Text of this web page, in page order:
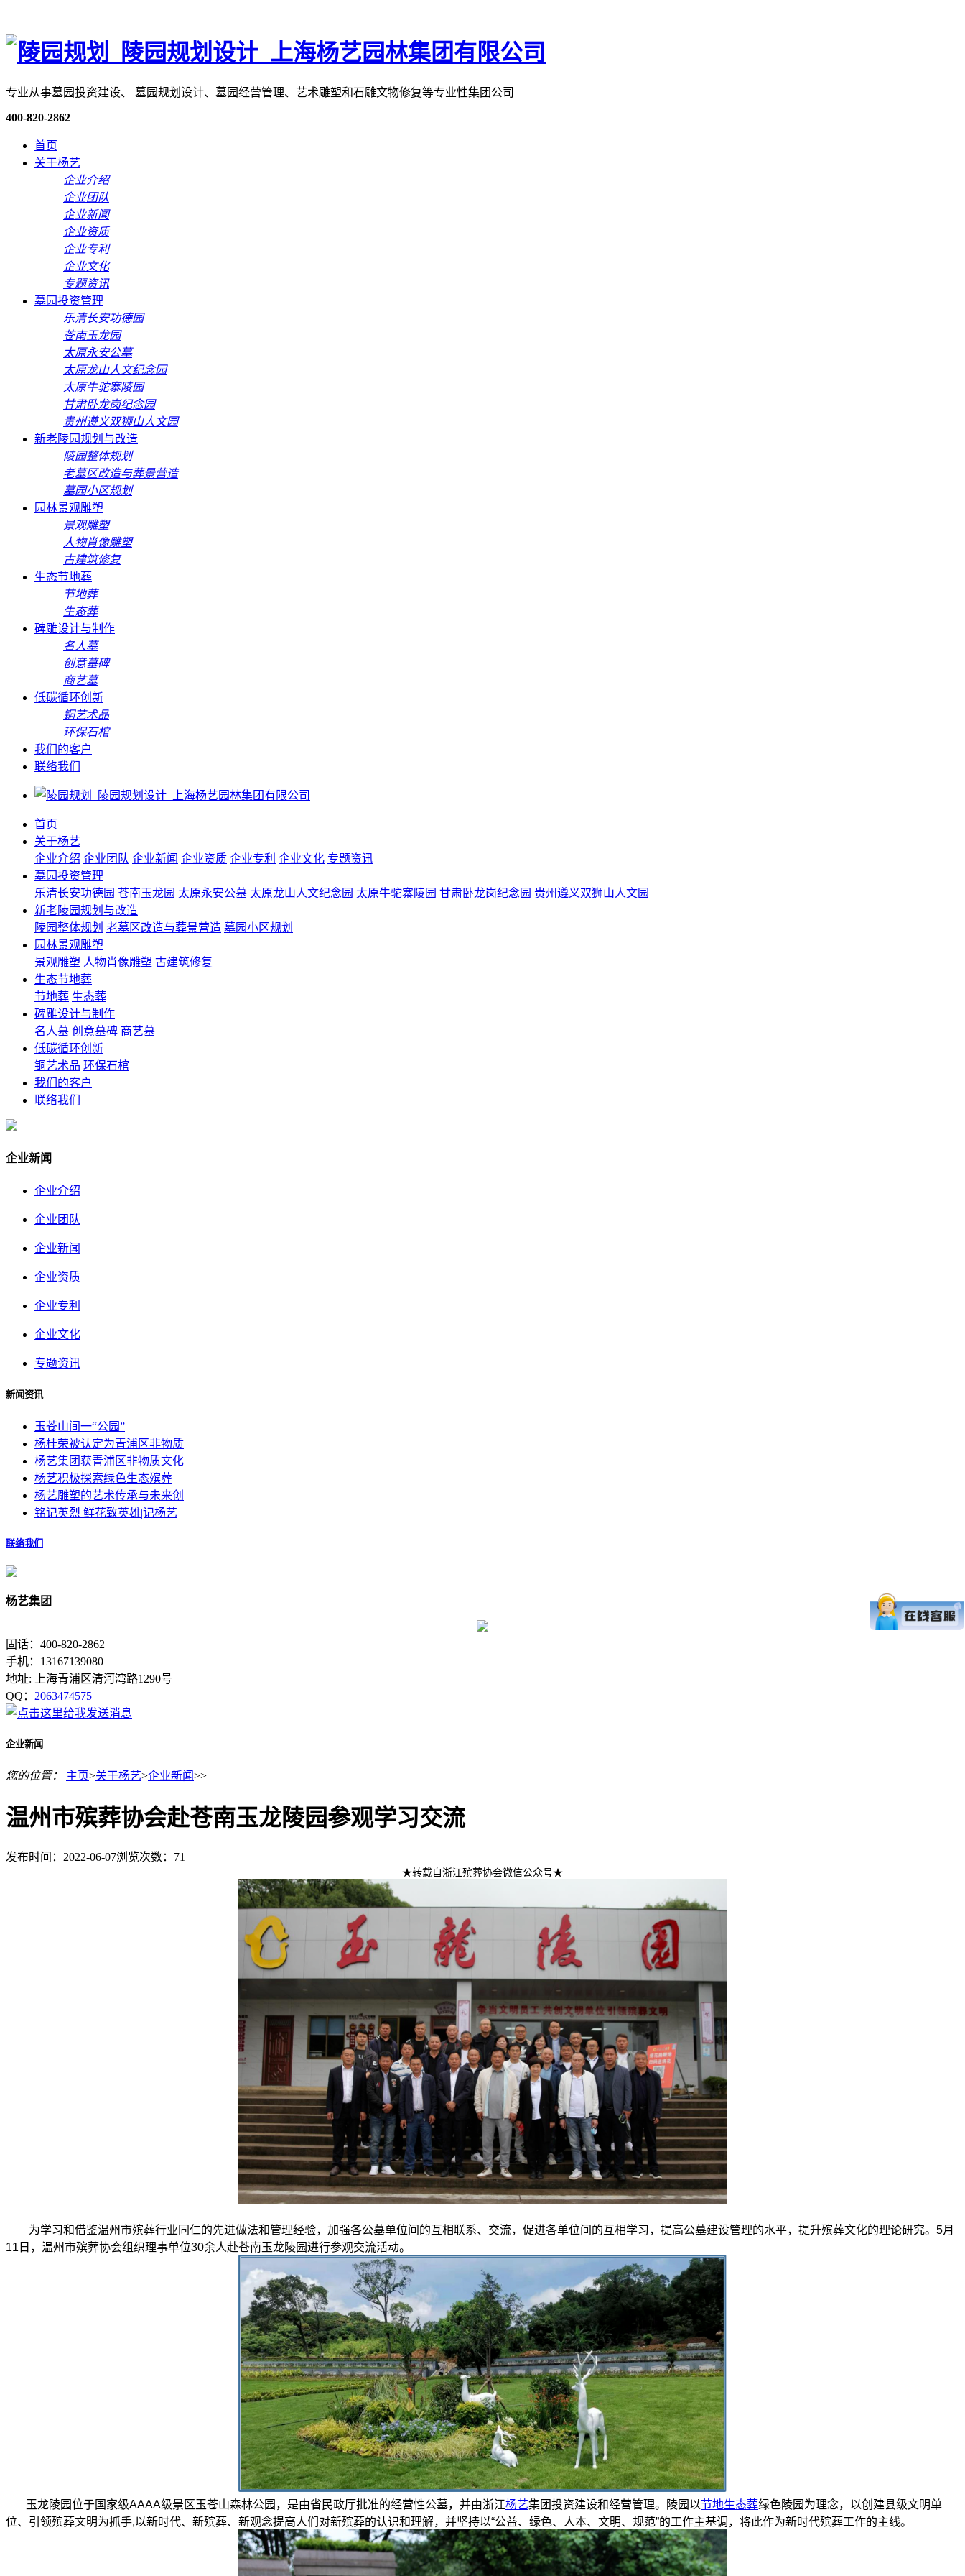
专业从事墓园投资建设、 墓园规划设计、墓园经营管理、艺术雕塑和石雕文物修复等专业性集团公司
400-820-2862
首页
关于杨艺
企业介绍
企业团队
企业新闻
企业资质
企业专利
企业文化
专题资讯
墓园投资管理
乐清长安功德园
苍南玉龙园
太原永安公墓
太原龙山人文纪念园
太原牛驼寨陵园
甘肃卧龙岗纪念园
贵州遵义双狮山人文园
新老陵园规划与改造
陵园整体规划
老墓区改造与葬景营造
墓园小区规划
园林景观雕塑
景观雕塑
人物肖像雕塑
古建筑修复
生态节地葬
节地葬
生态葬
碑雕设计与制作
名人墓
创意墓碑
商艺墓
低碳循环创新
铜艺术品
环保石棺
我们的客户
联络我们
首页
关于杨艺
企业介绍 企业团队 企业新闻 企业资质 企业专利 企业文化 专题资讯
墓园投资管理
乐清长安功德园 苍南玉龙园 太原永安公墓 太原龙山人文纪念园 太原牛驼寨陵园 甘肃卧龙岗纪念园 贵州遵义双狮山人文园
新老陵园规划与改造
陵园整体规划 老墓区改造与葬景营造 墓园小区规划
园林景观雕塑
景观雕塑 人物肖像雕塑 古建筑修复
生态节地葬
节地葬 生态葬
碑雕设计与制作
名人墓 创意墓碑 商艺墓
低碳循环创新
铜艺术品 环保石棺
我们的客户
联络我们
企业新闻
企业介绍
企业团队
企业新闻
企业资质
企业专利
企业文化
专题资讯
新闻资讯
玉苍山间一“公园”
杨桂荣被认定为青浦区非物质
杨艺集团获青浦区非物质文化
杨艺积极探索绿色生态殡葬
杨艺雕塑的艺术传承与未来创
铭记英烈 鲜花致英雄|记杨艺
联络我们
杨艺集团
固话：400-820-2862
手机：13167139080
地址: 上海青浦区清河湾路1290号
QQ： 2063474575
企业新闻
您的位置： 主页>关于杨艺>企业新闻>>
温州市殡葬协会赴苍南玉龙陵园参观学习交流
发布时间：2022-06-07浏览次数： 71
★转载自浙江殡葬协会微信公众号★
为学习和借鉴温州市殡葬行业同仁的先进做法和管理经验，加强各公墓单位间的互相联系、交流，促进各单位间的互相学习，提高公墓建设管理的水平，提升殡葬文化的理论研究。5月
11日，温州市殡葬协会组织理事单位30余人赴苍南玉龙陵园进行参观交流活动。
玉龙陵园位于国家级AAAA级景区玉苍山森林公园，是由省民政厅批准的经营性公墓，并由浙江杨艺集团投资建设和经营管理。陵园以节地生态葬绿色陵园为理念，以创建县级文明单
位、引领殡葬文明为抓手,以新时代、新殡葬、新观念提高人们对新殡葬的认识和理解，并坚持以“公益、绿色、人本、文明、规范”的工作主基调，将此作为新时代殡葬工作的主线。